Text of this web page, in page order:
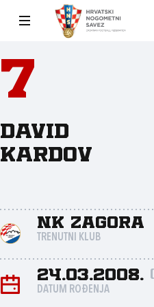
7
David
Kardov
NK Zagora
TRENUTNI KLUB
24.03.2008.
DATUM ROĐENJA